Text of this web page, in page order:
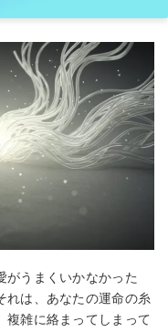
がうまくいかなかった
は、あなたの運命の糸
複雑に絡まってしまって